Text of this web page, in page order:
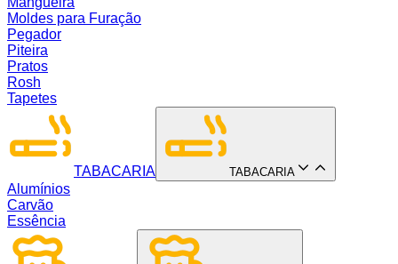
Moldes para Furação
Pegador
Piteira
Pratos
Rosh
Tapetes
TABACARIA TABACARIA
Alumínios
Carvão
Essência